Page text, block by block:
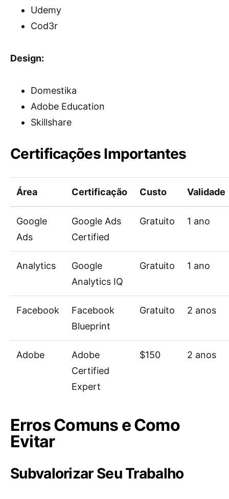
Udemy
Cod3r
Design:
Domestika
Adobe Education
Skillshare
Certificações Importantes
Área Certificação Custo Validade
Google
Ads
Google Ads
Certified
Gratuito 1 ano
Analytics
Google
Analytics IQ
Gratuito 1 ano
Facebook
Facebook
Blueprint
Gratuito 2 anos
Adobe
Adobe
Certified
Expert
$150 2 anos
Erros Comuns e Como
Evitar
Subvalorizar Seu Trabalho